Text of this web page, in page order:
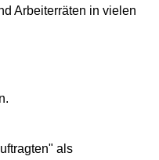
Arbeiterräten in vielen
als